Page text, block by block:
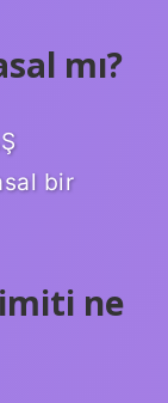
mı?
bir
ne